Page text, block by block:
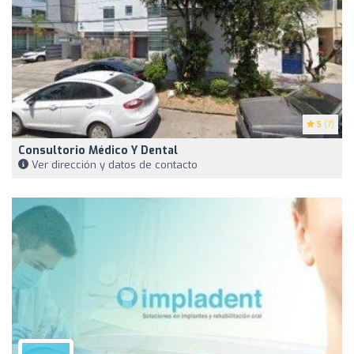
5 (7)
Consultorio Médico Y Dental
Ver dirección y datos de contacto